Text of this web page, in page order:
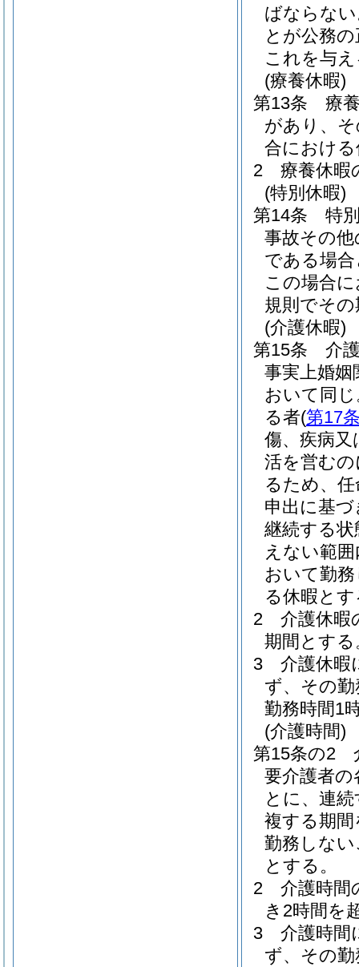
ばならな
とが公務
これを与
(療養休暇)
第13条
療
があり、
合におけ
2
療養休暇
(特別休暇)
第14条
特
事故その
である場
この場合
規則でそ
(介護休暇)
第15条
介
事実上婚
おいて同じ
る者(第17
傷、疾病
活を営む
るため、
申出に基
継続する
えない範
おいて勤
る休暇と
2
介護休暇
期間とする
3
介護休暇
ず、その
勤務時間1
(介護時間)
第15条の2
要介護者
とに、連
複する期
勤務しな
とする。
2
介護時間
き2時間を
3
介護時間
ず、その